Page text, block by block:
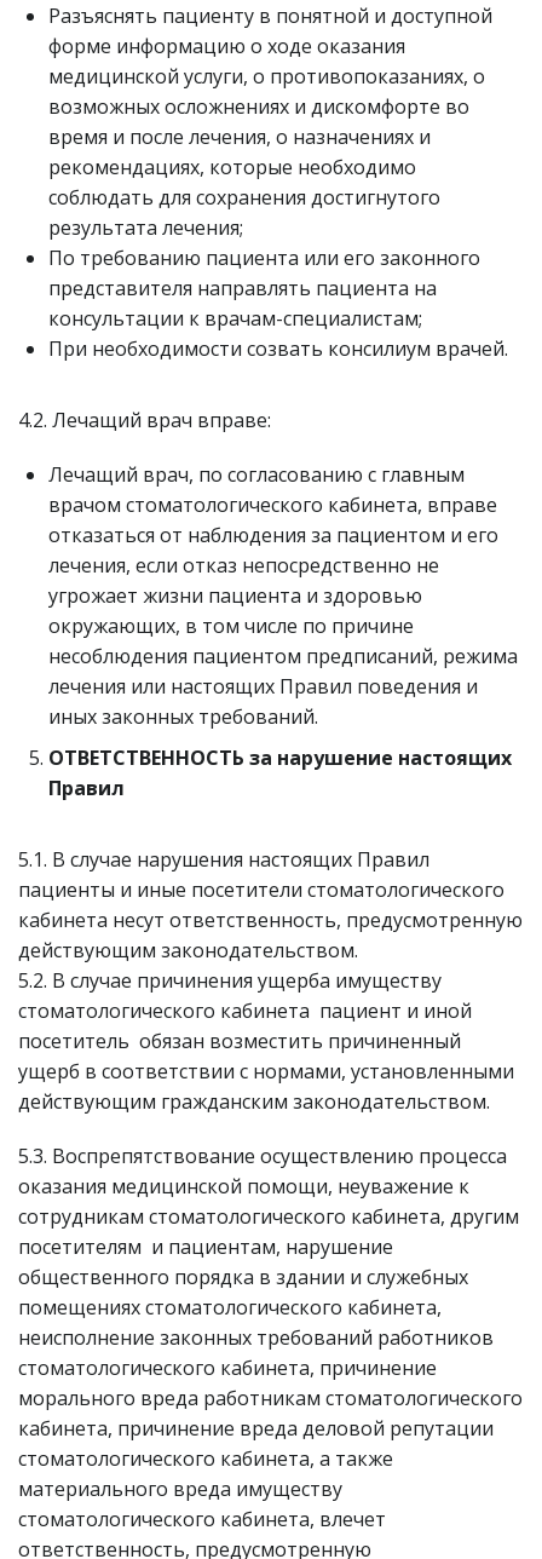
Разъяснять пациенту в понятной и доступной
форме информацию о ходе оказания
медицинской услуги, о противопоказаниях, о
возможных осложнениях и дискомфорте во
время и после лечения, о назначениях и
рекомендациях, которые необходимо
соблюдать для сохранения достигнутого
результата лечения;
По требованию пациента или его законного
представителя направлять пациента на
консультации к врачам-специалистам;
При необходимости созвать консилиум врачей.
4.2. Лечащий врач вправе:
Лечащий врач, по согласованию с главным
врачом стоматологического кабинета, вправе
отказаться от наблюдения за пациентом и его
лечения, если отказ непосредственно не
угрожает жизни пациента и здоровью
окружающих, в том числе по причине
несоблюдения пациентом предписаний, режима
лечения или настоящих Правил поведения и
иных законных требований.
ОТВЕТСТВЕННОСТЬ за нарушение настоящих
Правил
5.1. В случае нарушения настоящих Правил
пациенты и иные посетители стоматологического
кабинета несут ответственность, предусмотренную
действующим законодательством.
5.2. В случае причинения ущерба имуществу
стоматологического кабинета пациент и иной
посетитель обязан возместить причиненный
ущерб в соответствии с нормами, установленными
действующим гражданским законодательством.
5.3. Воспрепятствование осуществлению процесса
оказания медицинской помощи, неуважение к
сотрудникам стоматологического кабинета, другим
посетителям и пациентам, нарушение
общественного порядка в здании и служебных
помещениях стоматологического кабинета,
неисполнение законных требований работников
стоматологического кабинета, причинение
морального вреда работникам стоматологического
кабинета, причинение вреда деловой репутации
стоматологического кабинета, а также
материального вреда имуществу
стоматологического кабинета, влечет
ответственность, предусмотренную